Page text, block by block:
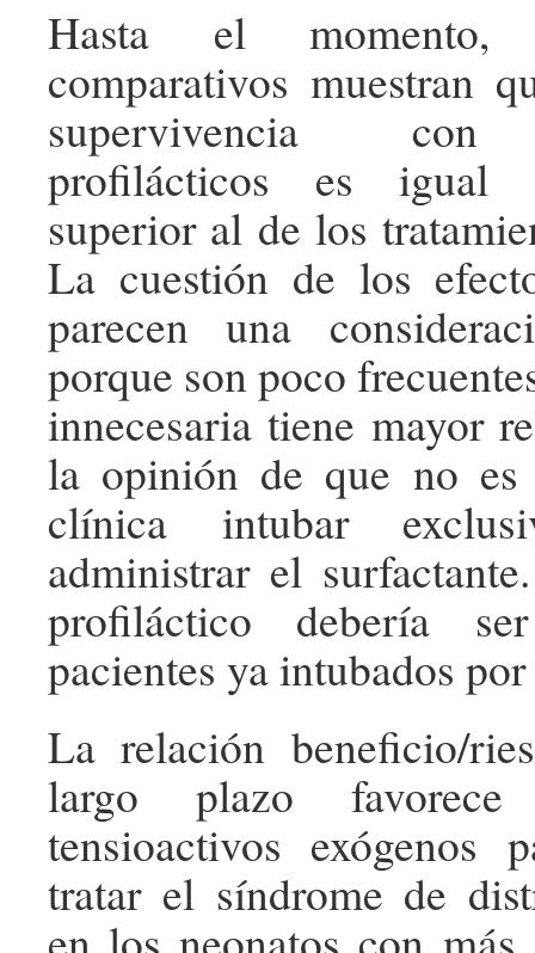
Hasta el momento,
comparativos muestran
supervivencia con
profilácticos es igual
superior al de los
La cuestión de los
parecen una
porque son poco
innecesaria tiene mayor
la opinión de que no es
clínica intubar
administrar el
profiláctico debería
pacientes ya intubados
La relación beneficio/
largo plazo
tensioactivos exógenos
tratar el síndrome de